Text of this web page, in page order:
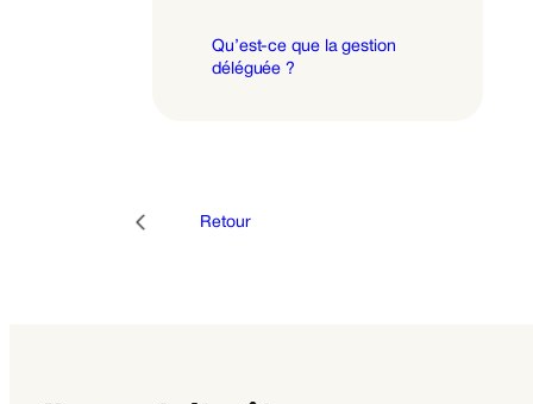
Qu’est-ce que la gestion
déléguée ?
Retour